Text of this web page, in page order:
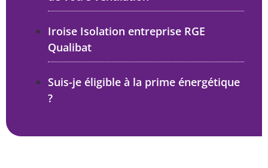
Iroise Isolation entreprise RGE
Qualibat
Suis-je éligible à la prime énergétique
?